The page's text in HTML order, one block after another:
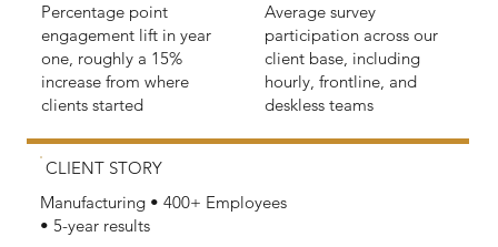
Average survey
participation across our
client base, including
hourly, frontline, and
deskless teams
Percentage point
engagement lift in year
one, roughly a 15%
increase from where
clients started
CLIENT STORY
Manufacturing • 400+ Employees
• 5-year results